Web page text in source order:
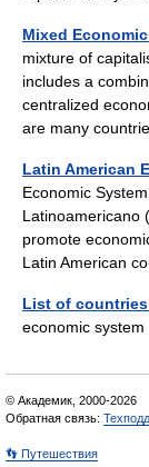
Mixed
mixture of
includes a
centralized
are many
Latin American
Economic
Latinoamericano
promote
Latin American
List of
economic
© Академик, 2000-2026
Обратная связь:
👣 Путешествия